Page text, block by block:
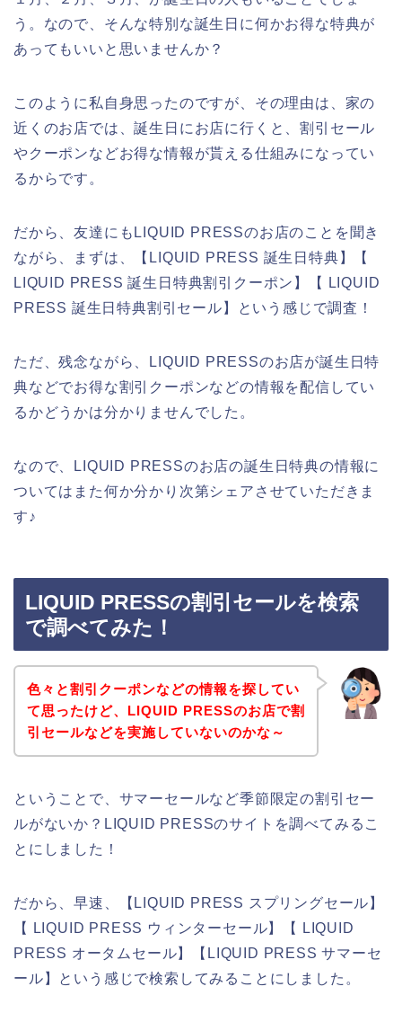
う。なので、そんな特別な誕生日に何かお得な特典が
あってもいいと思いませんか？
このように私自身思ったのですが、その理由は、家の
近くのお店では、誕生日にお店に行くと、割引セール
やクーポンなどお得な情報が貰える仕組みになってい
るからです。
だから、友達にもLIQUID PRESSのお店のことを聞き
ながら、まずは、【LIQUID PRESS 誕生日特典】【
LIQUID PRESS 誕生日特典割引クーポン】【 LIQUID
PRESS 誕生日特典割引セール】という感じで調査！
ただ、残念ながら、LIQUID PRESSのお店が誕生日特
典などでお得な割引クーポンなどの情報を配信してい
るかどうかは分かりませんでした。
なので、LIQUID PRESSのお店の誕生日特典の情報に
ついてはまた何か分かり次第シェアさせていただきま
す♪
LIQUID PRESSの割引セールを検索
で調べてみた！
色々と割引クーポンなどの情報を探してい
て思ったけど、LIQUID PRESSのお店で割
引セールなどを実施していないのかな～
ということで、サマーセールなど季節限定の割引セー
ルがないか？LIQUID PRESSのサイトを調べてみるこ
とにしました！
だから、早速、【LIQUID PRESS スプリングセール】
【 LIQUID PRESS ウィンターセール】【 LIQUID
PRESS オータムセール】【LIQUID PRESS サマーセ
ール】という感じで検索してみることにしました。